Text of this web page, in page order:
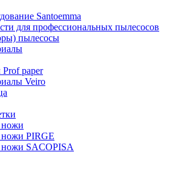
Santoemma
для профессиональных пылесосов
пылесосы
paper
Veiro
ножи
PIRGE
SACOPISA